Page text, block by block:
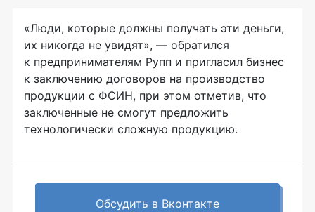
«Люди, которые должны получать эти деньги,
их никогда не увидят», — обратился
к предпринимателям Рупп и пригласил бизнес
к заключению договоров на производство
продукции с ФСИН, при этом отметив, что
заключенные не смогут предложить
технологически сложную продукцию.
Обсудить в Вконтакте